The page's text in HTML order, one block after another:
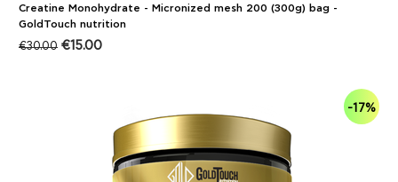
Creatine Monohydrate - Micronized mesh 200 (300g) bag -
GoldTouch nutrition
€30.00 €15.00
-17%